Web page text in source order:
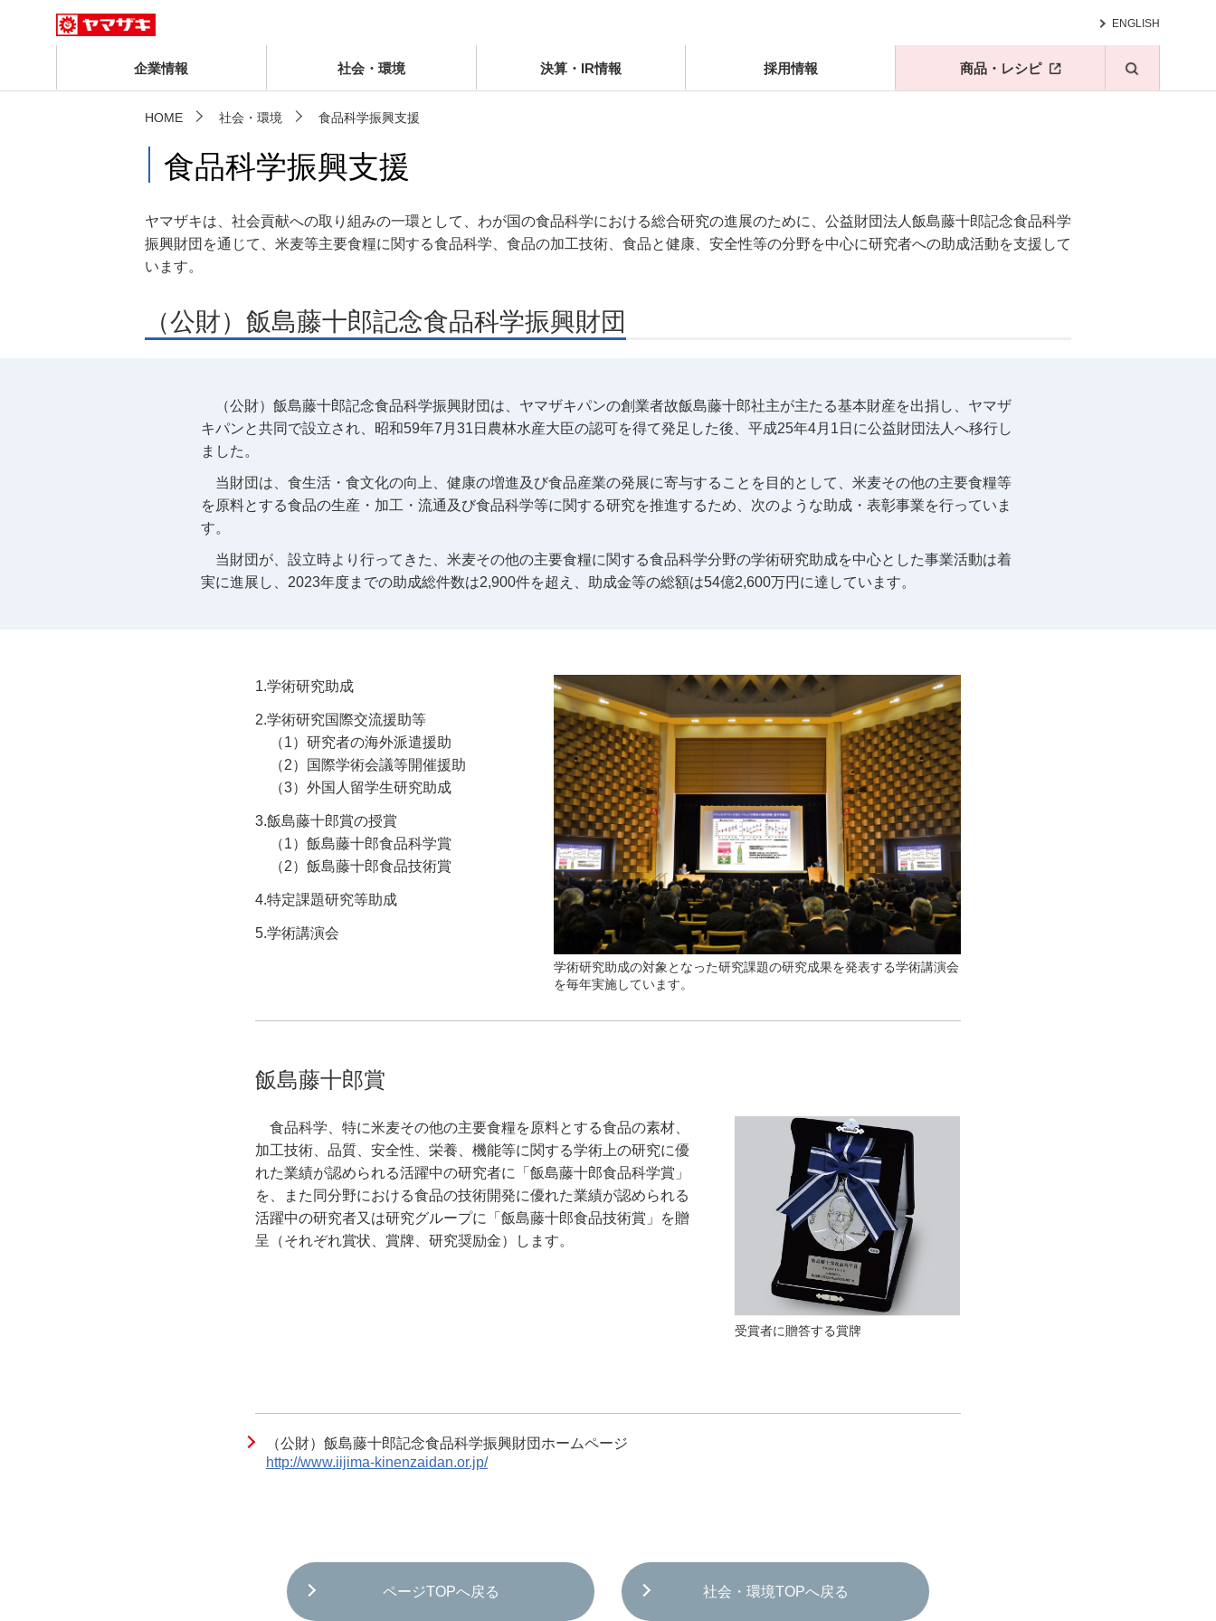
ENGLISH
企業情報 社会・環境 決算・IR情報 採用情報 商品・レシピ
HOME 社会・環境 食品科学振興支援
食品科学振興支援
ヤマザキは、社会貢献への取り組みの一環として、わが国の食品科学における総合研究の進展のために、公益財団法人飯島藤十郎記念食品科学
振興財団を通じて、米麦等主要食糧に関する食品科学、食品の加工技術、食品と健康、安全性等の分野を中心に研究者への助成活動を支援して
います。
（公財）飯島藤十郎記念食品科学振興財団
（公財）飯島藤十郎記念食品科学振興財団は、ヤマザキパンの創業者故飯島藤十郎社主が主たる基本財産を出捐し、ヤマザ
キパンと共同で設立され、昭和59年7月31日農林水産大臣の認可を得て発足した後、平成25年4月1日に公益財団法人へ移行し
ました。
当財団は、食生活・食文化の向上、健康の増進及び食品産業の発展に寄与することを目的として、米麦その他の主要食糧等
を原料とする食品の生産・加工・流通及び食品科学等に関する研究を推進するため、次のような助成・表彰事業を行っていま
す。
当財団が、設立時より行ってきた、米麦その他の主要食糧に関する食品科学分野の学術研究助成を中心とした事業活動は着
実に進展し、2023年度までの助成総件数は2,900件を超え、助成金等の総額は54億2,600万円に達しています。
1.学術研究助成
2.学術研究国際交流援助等
（1）研究者の海外派遣援助
（2）国際学術会議等開催援助
（3）外国人留学生研究助成
3.飯島藤十郎賞の授賞
（1）飯島藤十郎食品科学賞
（2）飯島藤十郎食品技術賞
4.特定課題研究等助成
5.学術講演会
学術研究助成の対象となった研究課題の研究成果を発表する学術講演会
を毎年実施しています。
飯島藤十郎賞
食品科学、特に米麦その他の主要食糧を原料とする食品の素材、
加工技術、品質、安全性、栄養、機能等に関する学術上の研究に優
れた業績が認められる活躍中の研究者に「飯島藤十郎食品科学賞」
を、また同分野における食品の技術開発に優れた業績が認められる
活躍中の研究者又は研究グループに「飯島藤十郎食品技術賞」を贈
呈（それぞれ賞状、賞牌、研究奨励金）します。
受賞者に贈答する賞牌
（公財）飯島藤十郎記念食品科学振興財団ホームページ
http://www.iijima-kinenzaidan.or.jp/
ページTOPへ戻る 社会・環境TOPへ戻る